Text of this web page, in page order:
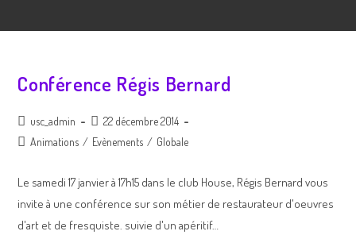
Conférence Régis Bernard
usc_admin
22 décembre 2014
Animations / Evènements / Globale
Le samedi 17 janvier à 17h15 dans le club House, Régis Bernard vous
invite à une conférence sur son métier de restaurateur d'oeuvres
d'art et de fresquiste. suivie d'un apéritif…